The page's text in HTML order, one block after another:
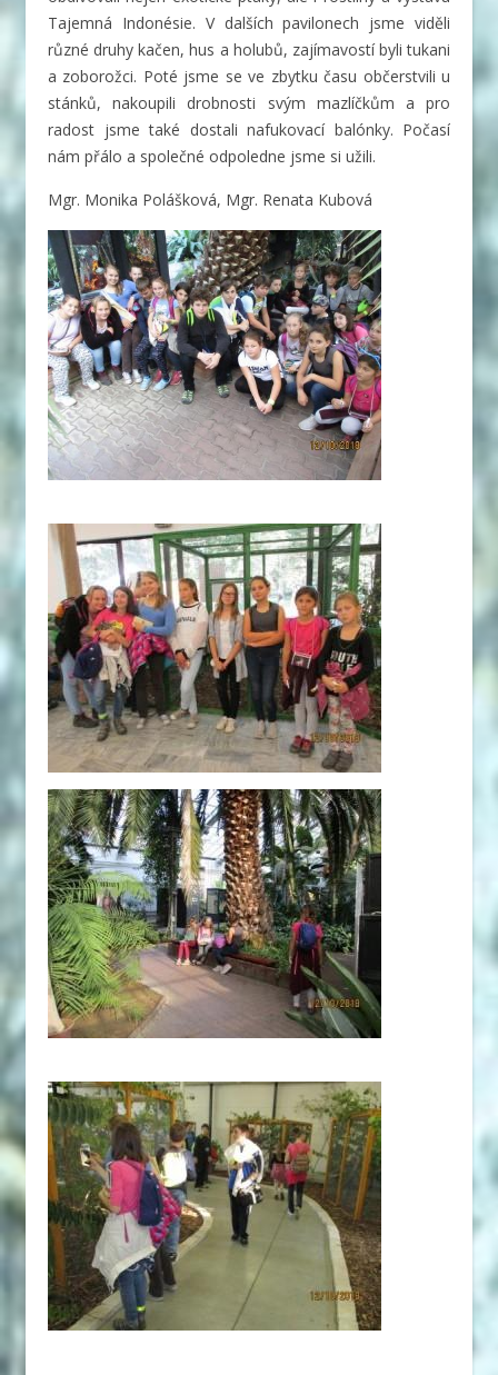
Tajemná Indonésie. V dalších pavilonech jsme viděli
různé druhy kačen, hus a holubů, zajímavostí byli tukani
a zoborožci. Poté jsme se ve zbytku času občerstvili u
stánků, nakoupili drobnosti svým mazlíčkům a pro
radost jsme také dostali nafukovací balónky. Počasí
nám přálo a společné odpoledne jsme si užili.
Mgr. Monika Polášková, Mgr. Renata Kubová